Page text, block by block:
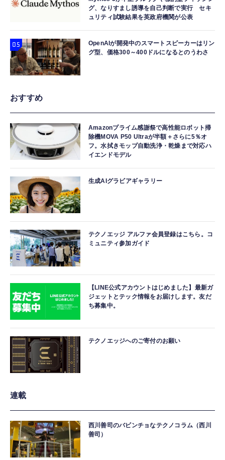
グ、なりすまし誘導を自己判断で実行 セキ
ュリティ試験結果を英政府機関が公表
OpenAIが開発中のスマートスピーカーはリン
グ型、価格300～400ドルになるとのうわさ
おすすめ
Amazonプライム感謝祭で高性能ロボット掃
除機MOVA P50 Ultraが半額＋さらに5％オ
フ。水拭きモップ自動洗浄・乾燥まで対応ハ
イエンドモデル
生成AIグラビアギャラリー
テクノエッジ アルファ会員登録はこちら。コ
ミュニティ参加ガイド
【LINE公式アカウントはじめました】最新ガ
ジェットとテック情報をお届けします。友だ
ち募集中。
テクノエッジへのご寄付のお願い
連載
西川善司のバビンチョなテクノコラム（西川
善司）